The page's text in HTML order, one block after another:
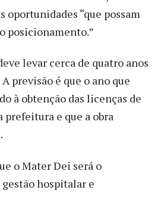
“que possam
posicionamento.”
levar cerca de quatro anos
previsão é que o ano que
à obtenção das licenças de
prefeitura e que a obra
o Mater Dei será o
hospitalar e